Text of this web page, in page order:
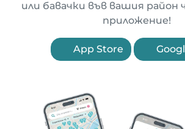
или бавачки във вашия
приложение!
App Store